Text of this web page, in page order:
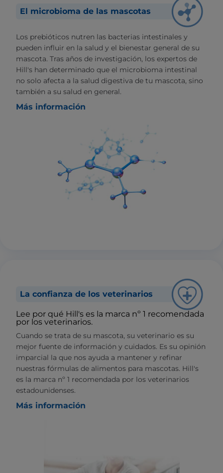
El microbioma de las mascotas
Los prebióticos nutren las bacterias intestinales y
pueden influir en la salud y el bienestar general de su
mascota. Tras años de investigación, los expertos de
Hill's han determinado que el microbioma intestinal
no solo afecta a la salud digestiva de tu mascota, sino
también a su salud en general.
Más información
La confianza de los veterinarios
Lee por qué Hill's es la marca nº 1 recomendada
por los veterinarios.
Cuando se trata de su mascota, su veterinario es su
mejor fuente de información y cuidados. Es su opinión
imparcial la que nos ayuda a mantener y refinar
nuestras fórmulas de alimentos para mascotas. Hill's
es la marca nº 1 recomendada por los veterinarios
estadounidenses.
Más información